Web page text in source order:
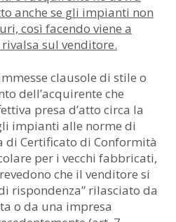
anche se gli impianti non
così facendo viene a
sul venditore.
clausole di stile o
dell’acquirente che
presa d’atto circa la
impianti alle norme di
di Certificato di Conformità
per i vecchi fabbricati,
che il venditore si
rispondenza” rilasciato da
o da una impresa